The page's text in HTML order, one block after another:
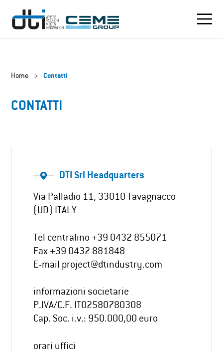
Home > Contatti
CONTATTI
DTI Srl Headquarters
Via Palladio 11, 33010 Tavagnacco
(UD) ITALY
Tel centralino +39 0432 855071
Fax +39 0432 881848
E-mail project@dtindustry.com
informazioni societarie
P.IVA/C.F. IT02580780308
Cap. Soc. i.v.: 950.000,00 euro
orari uffici